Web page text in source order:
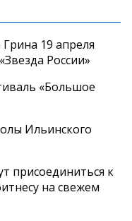
19 апреля
России»
«Большое
Ильинского
присоединиться к
на свежем